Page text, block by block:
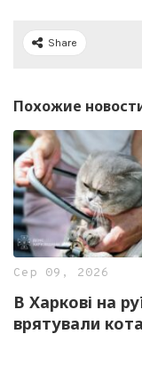
Share
Похожие
Сер 09, 2026
В Харкові на
врятували кота